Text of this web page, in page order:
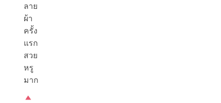
ลาย
ผ้า
ครั้ง
แรก
สวย
หรู
มาก